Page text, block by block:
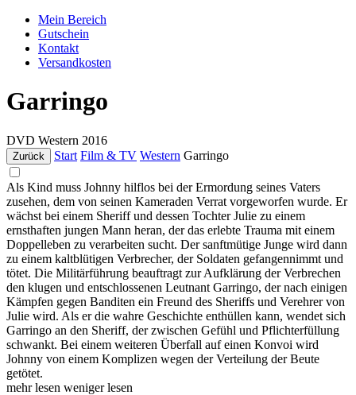
Mein Bereich
Gutschein
Kontakt
Versandkosten
Garringo
DVD Western 2016
Zurück Start Film & TV Western Garringo
Als Kind muss Johnny hilflos bei der Ermordung seines Vaters
zusehen, dem von seinen Kameraden Verrat vorgeworfen wurde. Er
wächst bei einem Sheriff und dessen Tochter Julie zu einem
ernsthaften jungen Mann heran, der das erlebte Trauma mit einem
Doppelleben zu verarbeiten sucht. Der sanftmütige Junge wird dann
zu einem kaltblütigen Verbrecher, der Soldaten gefangennimmt und
tötet. Die Militärführung beauftragt zur Aufklärung der Verbrechen
den klugen und entschlossenen Leutnant Garringo, der nach einigen
Kämpfen gegen Banditen ein Freund des Sheriffs und Verehrer von
Julie wird. Als er die wahre Geschichte enthüllen kann, wendet sich
Garringo an den Sheriff, der zwischen Gefühl und Pflichterfüllung
schwankt. Bei einem weiteren Überfall auf einen Konvoi wird
Johnny von einem Komplizen wegen der Verteilung der Beute
getötet.
mehr lesen weniger lesen